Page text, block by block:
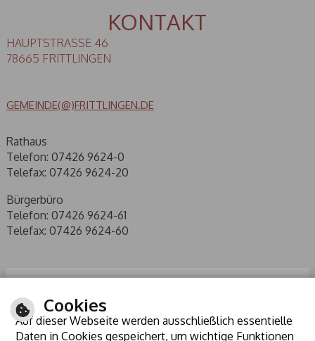
KONTAKT
HAUPTSTRASSE 46
78665 FRITTLINGEN
GEMEINDE(@)FRITTLINGEN.DE
Rathaus
Telefon: 07426 9624-0
Telefax: 07426 9624-20
Bürgerbüro
Telefon: 07426 9624-61
Telefax: 07426 9624-60
Cookies
Auf dieser Webseite werden ausschließlich essentielle
Daten in Cookies gespeichert, um wichtige Funktionen